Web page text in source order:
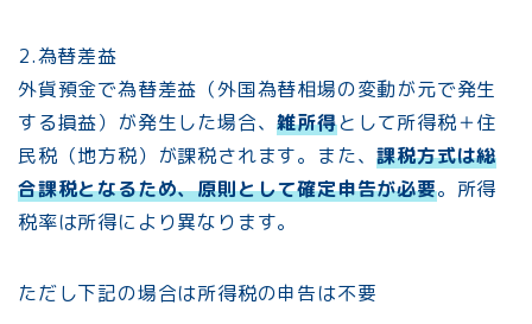
2.為替差益
外貨預金で為替差益（外国為替相場の変動が元で発生
する損益）が発生した場合、雑所得として所得税＋住
民税（地方税）が課税されます。また、課税方式は総
合課税となるため、原則として確定申告が必要。所得
税率は所得により異なります。
ただし下記の場合は所得税の申告は不要